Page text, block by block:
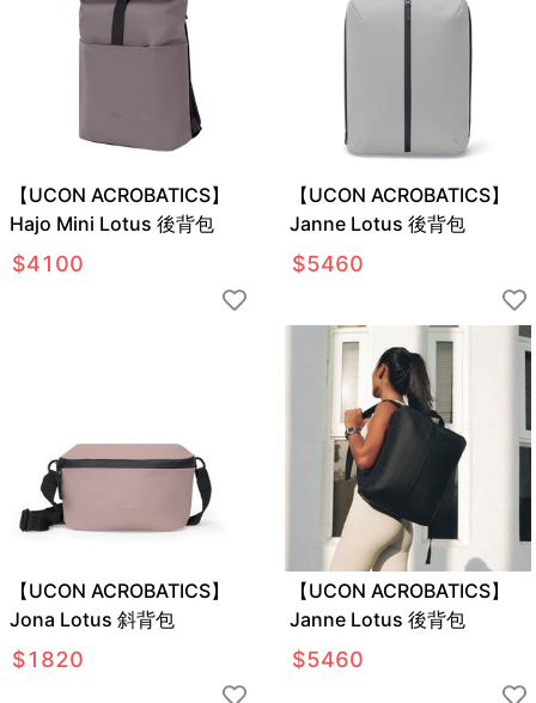
【UCON ACROBATICS】
Hajo Mini Lotus 後背包
$4100
【UCON ACROBATICS】
Janne Lotus 後背包
$5460
【UCON ACROBATICS】
Jona Lotus 斜背包
$1820
【UCON ACROBATICS】
Janne Lotus 後背包
$5460